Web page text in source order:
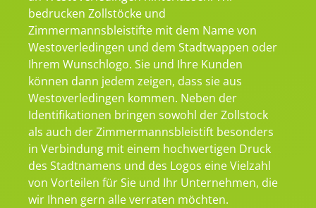
bedrucken Zollstöcke und
Zimmermannsbleistifte mit dem Name von
Westoverledingen und dem Stadtwappen oder
Ihrem Wunschlogo. Sie und Ihre Kunden
können dann jedem zeigen, dass sie aus
Westoverledingen kommen. Neben der
Identifikationen bringen sowohl der Zollstock
als auch der Zimmermannsbleistift besonders
in Verbindung mit einem hochwertigen Druck
des Stadtnamens und des Logos eine Vielzahl
von Vorteilen für Sie und Ihr Unternehmen, die
wir Ihnen gern alle verraten möchten.